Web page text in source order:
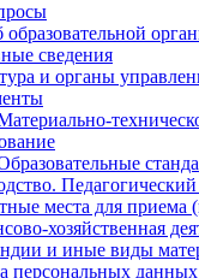
сведения
и органы
места для приема
хозяйственная
и иные виды
персональных данных